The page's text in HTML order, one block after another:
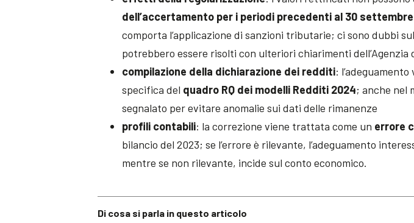
Di cosa si parla in questo articolo
dell’accertamento per i periodi precedenti al 30
comporta l’applicazione di sanzioni tributarie; ci sono dubbi
potrebbero essere risolti con ulteriori chiarimenti dell’Agenzia
compilazione della dichiarazione dei redditi:
specifica del quadro RQ dei modelli Redditi 2024; anche nel
segnalato per evitare anomalie sui dati delle rimanenze
profili contabili: la correzione viene trattata come un errore
bilancio del 2023; se l’errore è rilevante, l’adeguamento
mentre se non rilevante, incide sul conto economico.